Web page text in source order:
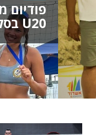
U20 בסלובניה!